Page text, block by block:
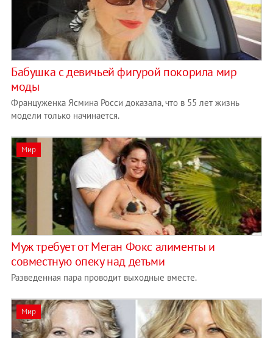
Бабушка с девичьей фигурой покорила мир
моды
Француженка Ясмина Росси доказала, что в 55 лет жизнь
модели только начинается.
Мир
Муж требует от Меган Фокс алименты и
совместную опеку над детьми
Разведенная пара проводит выходные вместе.
Мир